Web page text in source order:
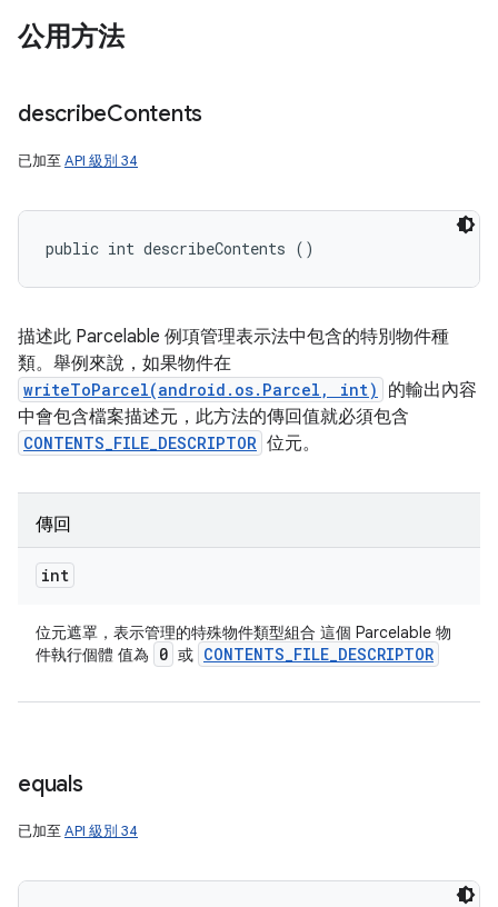
公用方法
describeContents
已加至 API 級別 34
public int describeContents ()
描述此 Parcelable 例項管理表示法中包含的特別物件種
類。舉例來說，如果物件在
writeToParcel(android.os.Parcel, int)
的輸出內容
中會包含檔案描述元，此方法的傳回值就必須包含
CONTENTS_FILE_DESCRIPTOR 位元。
傳回
int
位元遮罩，表示管理的特殊物件類型組合 這個 Parcelable 物
件執行個體 值為
0 或 CONTENTS_FILE_DESCRIPTOR
equals
已加至 API 級別 34